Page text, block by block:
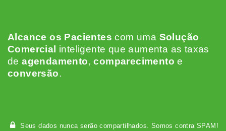
Alcance os Pacientescom uma Solução
Comercial inteligente que aumenta as taxas
deagendamento,comparecimento e
conversão.
Seus dados nunca serão compartilhados. Somos contra SPAM!